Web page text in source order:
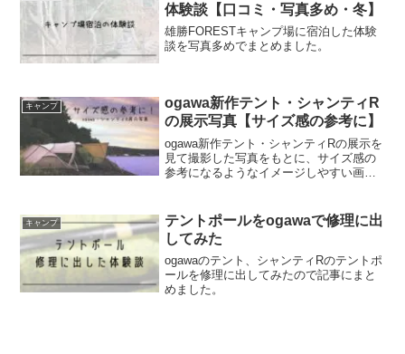
体験談【口コミ・写真多め・冬】
雄勝FORESTキャンプ場に宿泊した体験
談を写真多めでまとめました。
キャンプ
ogawa新作テント・シャンティR
の展示写真【サイズ感の参考に】
ogawa新作テント・シャンティRの展示を
見て撮影した写真をもとに、サイズ感の
参考になるようなイメージしやすい画像
キャンプ
テントポールをogawaで修理に出
してみた
ogawaのテント、シャンティRのテントポ
ールを修理に出してみたので記事にまと
めました。